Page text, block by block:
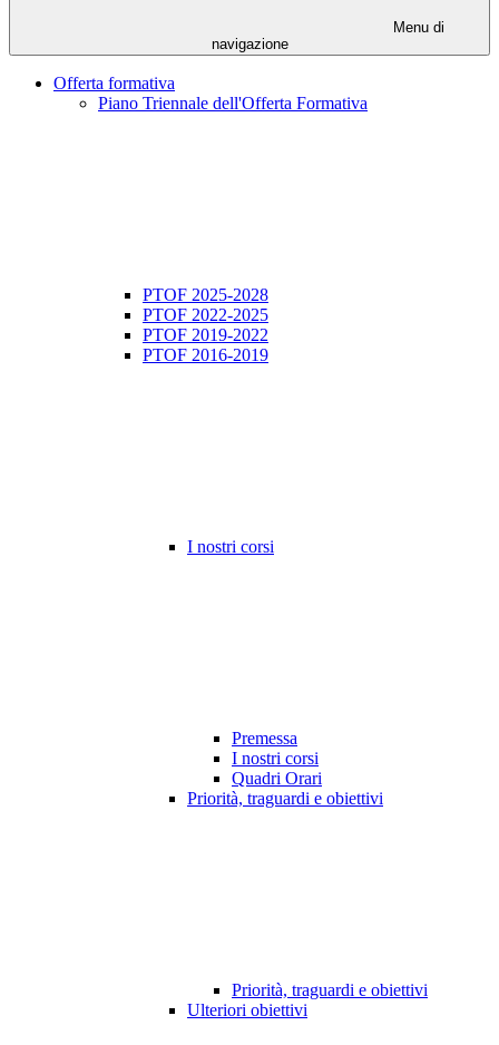
Menu di
navigazione
Offerta formativa
Piano Triennale dell'Offerta Formativa
PTOF 2025-2028
PTOF 2022-2025
PTOF 2019-2022
PTOF 2016-2019
I nostri corsi
Premessa
I nostri corsi
Quadri Orari
Priorità, traguardi e obiettivi
Priorità, traguardi e obiettivi
Ulteriori obiettivi